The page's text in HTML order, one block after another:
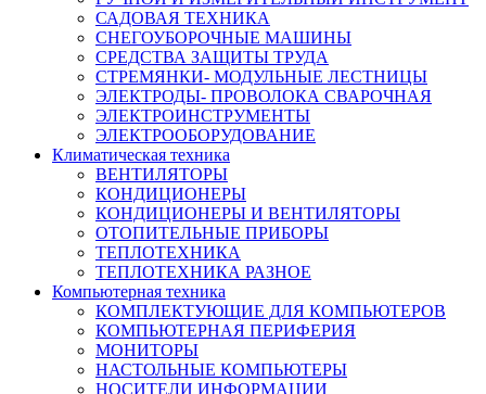
САДОВАЯ ТЕХНИКА
СНЕГОУБОРОЧНЫЕ МАШИНЫ
СРЕДСТВА ЗАЩИТЫ ТРУДА
СТРЕМЯНКИ- МОДУЛЬНЫЕ ЛЕСТНИЦЫ
ЭЛЕКТРОДЫ- ПРОВОЛОКА СВАРОЧНАЯ
ЭЛЕКТРОИНСТРУМЕНТЫ
ЭЛЕКТРООБОРУДОВАНИЕ
Климатическая техника
ВЕНТИЛЯТОРЫ
КОНДИЦИОНЕРЫ
КОНДИЦИОНЕРЫ И ВЕНТИЛЯТОРЫ
ОТОПИТЕЛЬНЫЕ ПРИБОРЫ
ТЕПЛОТЕХНИКА
ТЕПЛОТЕХНИКА РАЗНОЕ
Компьютерная техника
КОМПЛЕКТУЮЩИЕ ДЛЯ КОМПЬЮТЕРОВ
КОМПЬЮТЕРНАЯ ПЕРИФЕРИЯ
МОНИТОРЫ
НАСТОЛЬНЫЕ КОМПЬЮТЕРЫ
НОСИТЕЛИ ИНФОРМАЦИИ